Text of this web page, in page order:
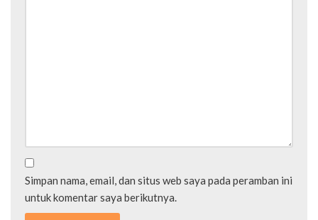
Simpan nama, email, dan situs web saya pada peramban ini
untuk komentar saya berikutnya.